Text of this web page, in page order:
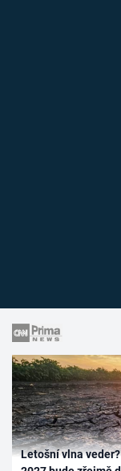
Letošní vlna